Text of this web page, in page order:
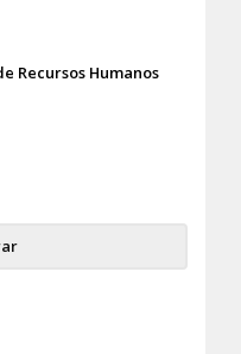
Recursos Humanos